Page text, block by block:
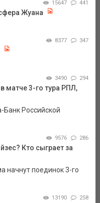
15647 441
Жуана
8377 347
3490 294
матче 3-го тура РПЛ,
Российской
9576 286
Кто сыграет за
начнут поединок 3-го
13190 258